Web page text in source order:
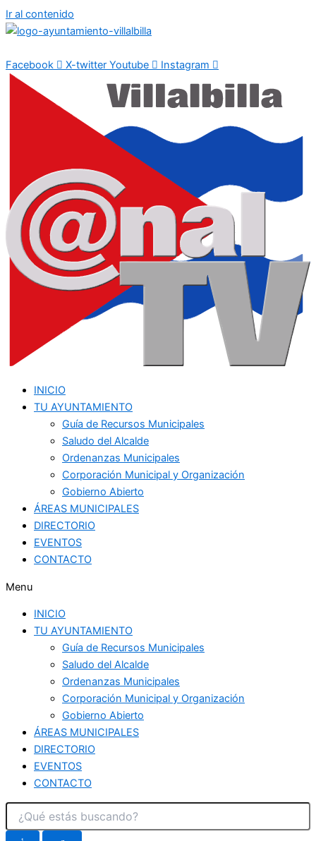
Ir al contenido
Facebook X-twitter Youtube Instagram
INICIO
TU AYUNTAMIENTO
Guía de Recursos Municipales
Saludo del Alcalde
Ordenanzas Municipales
Corporación Municipal y Organización
Gobierno Abierto
ÁREAS MUNICIPALES
DIRECTORIO
EVENTOS
CONTACTO
Menu
INICIO
TU AYUNTAMIENTO
Guía de Recursos Municipales
Saludo del Alcalde
Ordenanzas Municipales
Corporación Municipal y Organización
Gobierno Abierto
ÁREAS MUNICIPALES
DIRECTORIO
EVENTOS
CONTACTO